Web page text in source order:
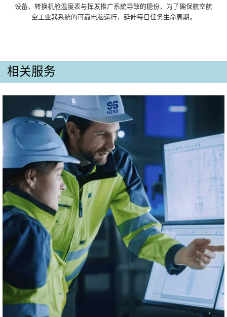
设备、转换机舱温度表与挥发推广系統导致的糖份，为了确保航空航
空工业器系統的可靠电脑运行，延伸每日任务生命周期。
相关服务